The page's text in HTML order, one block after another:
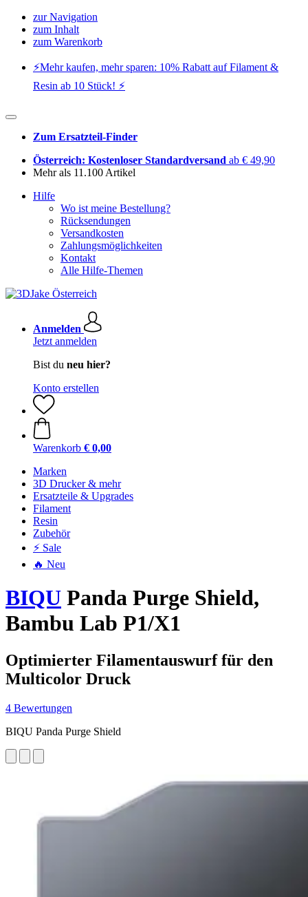
zur Navigation
zum Inhalt
zum Warenkorb
⚡️Mehr kaufen, mehr sparen: 10% Rabatt auf Filament &
Resin ab 10 Stück! ⚡️
Zum Ersatzteil-Finder
Österreich: Kostenloser Standardversand ab € 49,90
Mehr als 11.100 Artikel
Hilfe
Wo ist meine Bestellung?
Rücksendungen
Versandkosten
Zahlungsmöglichkeiten
Kontakt
Alle Hilfe-Themen
Anmelden
Jetzt anmelden
Bist du neu hier?
Konto erstellen
Warenkorb € 0,00
Marken
3D Drucker & mehr
Ersatzteile & Upgrades
Filament
Resin
Zubehör
⚡ Sale
🔥 Neu
BIQU Panda Purge Shield,
Bambu Lab P1/X1
Optimierter Filamentauswurf für den
Multicolor Druck
4 Bewertungen
BIQU Panda Purge Shield